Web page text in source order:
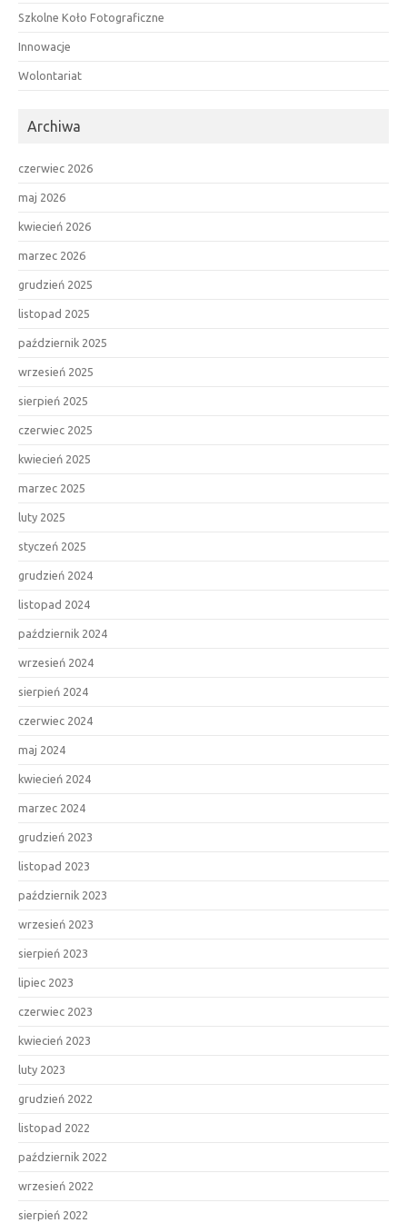
Szkolne Koło Fotograficzne
Innowacje
Wolontariat
Archiwa
czerwiec 2026
maj 2026
kwiecień 2026
marzec 2026
grudzień 2025
listopad 2025
październik 2025
wrzesień 2025
sierpień 2025
czerwiec 2025
kwiecień 2025
marzec 2025
luty 2025
styczeń 2025
grudzień 2024
listopad 2024
październik 2024
wrzesień 2024
sierpień 2024
czerwiec 2024
maj 2024
kwiecień 2024
marzec 2024
grudzień 2023
listopad 2023
październik 2023
wrzesień 2023
sierpień 2023
lipiec 2023
czerwiec 2023
kwiecień 2023
luty 2023
grudzień 2022
listopad 2022
październik 2022
wrzesień 2022
sierpień 2022